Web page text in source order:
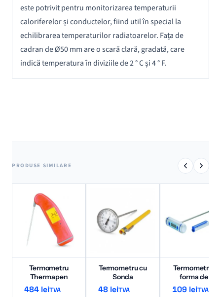
este potrivit pentru monitorizarea temperaturii
caloriferelor și conductelor, fiind util în special la
echilibrarea temperaturilor radiatoarelor. Fața de
cadran de Ø50 mm are o scară clară, gradată, care
indică temperatura în diviziile de 2 ° C și 4 ° F.
PRODUSE SIMILARE
Termometru
Thermapen
484 leiTVA
Termometru cu
Sonda
48 leiTVA
Termometru in
forma de T
109 leiTVA